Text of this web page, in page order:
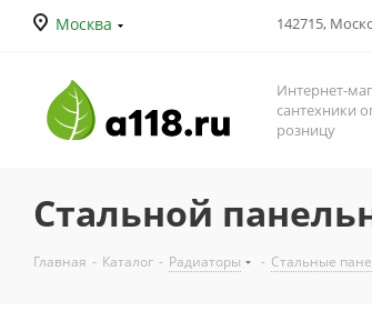
Москва 142715,
Интернет-
сантехники
розницу
Стальной
Главная - Каталог - Радиаторы - Стальные